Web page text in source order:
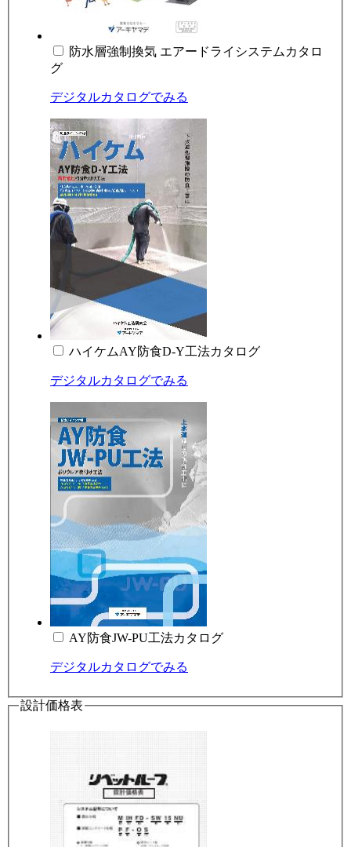
防水層強制換気 エアードライシステムカタロ
グ
デジタルカタログでみる
ハイケムAY防食D-Y工法カタログ
デジタルカタログでみる
AY防食JW-PU工法カタログ
デジタルカタログでみる
設計価格表